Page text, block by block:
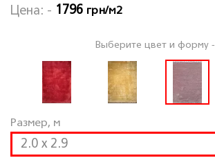
Цена: - 1796 грн/м2
Размер, м
2.0 x 2.9
Выберите цвет и форму -